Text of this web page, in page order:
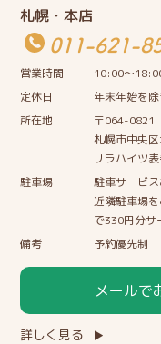
札幌・本店
011-621-
営業時間
10:00〜
定休日
年末年始を
所在地
〒064-0821
札幌市中央
リラハイツ
駐車場
駐車サービス
近隣駐車場
で330円分サ
備考
予約優先制
メールで
詳しく見る